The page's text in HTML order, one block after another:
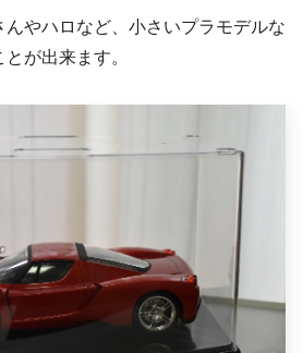
やハロなど、小さいプラモデルな
が出来ます。